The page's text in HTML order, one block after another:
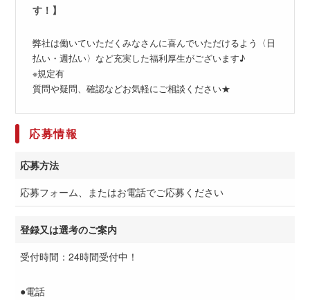
す！】
弊社は働いていただくみなさんに喜んでいただけるよう〈日
払い・週払い〉など充実した福利厚生がございます♪
※規定有
質問や疑問、確認などお気軽にご相談ください★
応募情報
応募方法
応募フォーム、またはお電話でご応募ください
登録又は選考のご案内
受付時間：24時間受付中！
●電話